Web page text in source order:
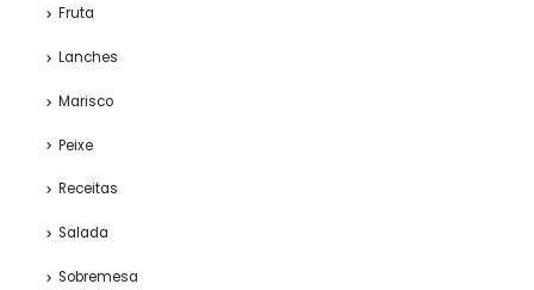
Fruta
Lanches
Marisco
Peixe
Receitas
Salada
Sobremesa